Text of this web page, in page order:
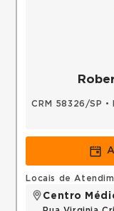
CRM 58326/SP •
Locais de
Centro